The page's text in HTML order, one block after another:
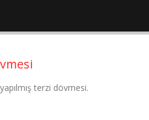
terzi dövmesi.